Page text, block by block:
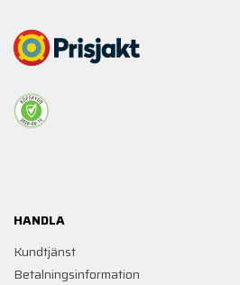
HANDLA
Kundtjänst
Betalningsinformation